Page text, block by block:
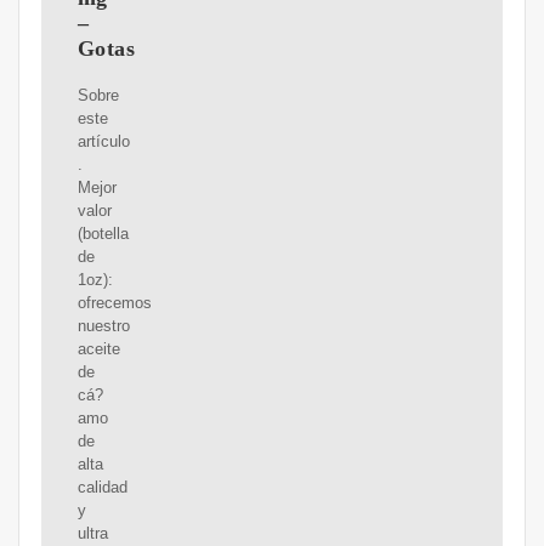
–
Gotas
Sobre
este
artículo
.
Mejor
valor
(botella
de
1oz):
ofrecemos
nuestro
aceite
de
cá?
amo
de
alta
calidad
y
ultra